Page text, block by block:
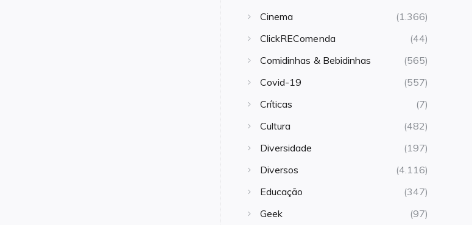
Cinema
(1.366)
ClickREComenda
(44)
Comidinhas & Bebidinhas
(565)
Covid-19
(557)
Críticas
(7)
Cultura
(482)
Diversidade
(197)
Diversos
(4.116)
Educação
(347)
Geek
(97)